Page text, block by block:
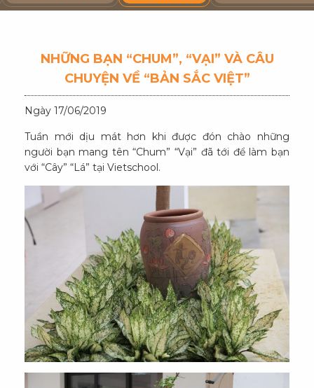
NHỮNG BẠN “CHUM”, “VẠI” VÀ CÂU
CHUYỆN VỀ “BẢN SẮC VIỆT”
Ngày 17/06/2019
Tuần mới dịu mát hơn khi được đón chào những
người bạn mang tên “Chum” “Vại” đã tới để làm bạn
với “Cây” “Lá” tại Vietschool.